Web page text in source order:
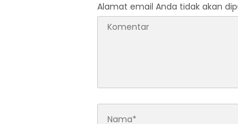
Alamat email Anda tidak akan